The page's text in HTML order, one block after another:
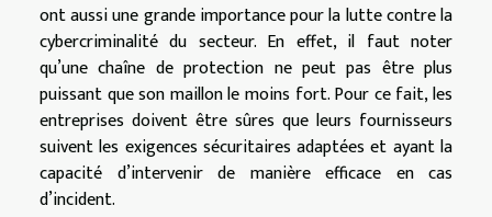
ont aussi une grande importance pour la lutte contre la
cybercriminalité du secteur. En effet, il faut noter
qu’une chaîne de protection ne peut pas être plus
puissant que son maillon le moins fort. Pour ce fait, les
entreprises doivent être sûres que leurs fournisseurs
suivent les exigences sécuritaires adaptées et ayant la
capacité d’intervenir de manière efficace en cas
d’incident.